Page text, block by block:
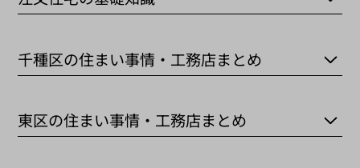
千種区の住まい事情・工務店まとめ
東区の住まい事情・工務店まとめ